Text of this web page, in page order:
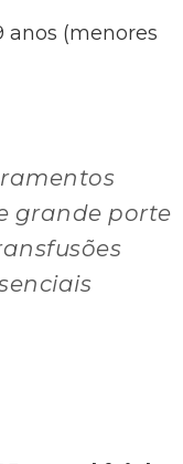
anos (menores
grande porte